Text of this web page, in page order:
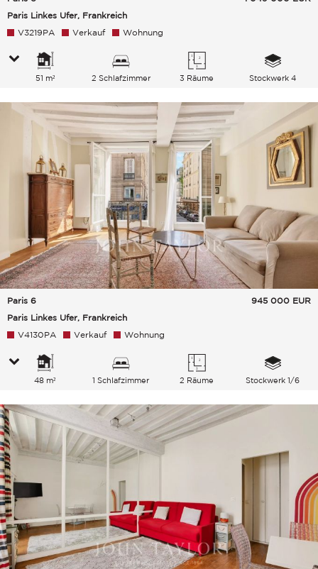
Paris Linkes Ufer, Frankreich
V3219PA Verkauf Wohnung
51 m² 2 Schlafzimmer 3 Räume Stockwerk 4
Paris 6
Paris Linkes Ufer, Frankreich
945 000 EUR
V4130PA Verkauf Wohnung
48 m² 1 Schlafzimmer 2 Räume Stockwerk 1/6